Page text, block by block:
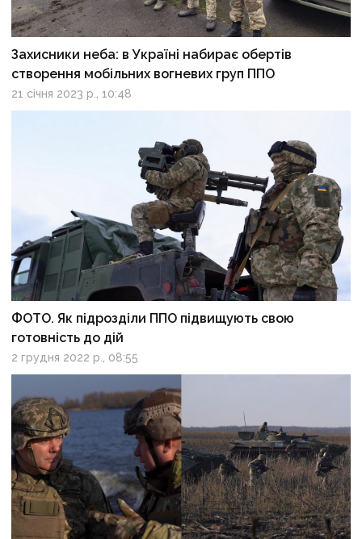
Захисники неба: в Україні набирає обертів
створення мобільних вогневих груп ППО
21 січня 2023 р., 10:48
ФОТО. Як підрозділи ППО підвищують свою
готовність до дій
2 грудня 2022 р., 08:55